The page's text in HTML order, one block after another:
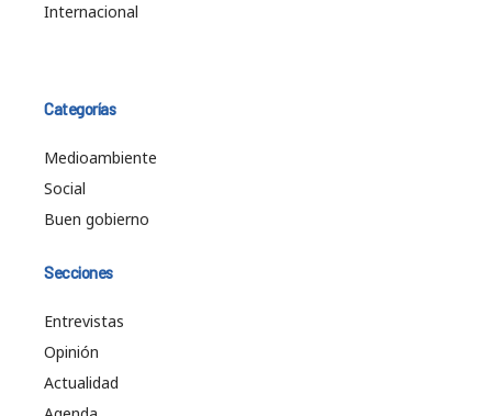
Internacional
Categorías
Medioambiente
Social
Buen gobierno
Secciones
Entrevistas
Opinión
Actualidad